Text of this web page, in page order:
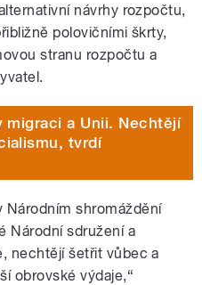
návrhy rozpočtu,
polovičními škrty,
stranu rozpočtu a
migraci a Unii. Nechtějí
tvrdí
Národním shromáždění
Národní sdružení a
nechtějí šetřit vůbec a
obrovské výdaje,“